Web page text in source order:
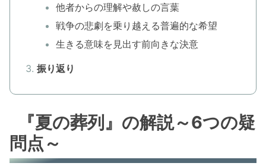
他者からの理解や赦しの言葉
戦争の悲劇を乗り越える普遍的な希望
生きる意味を見出す前向きな決意
振り返り
『夏の葬列』の解説～6つの疑
問点～